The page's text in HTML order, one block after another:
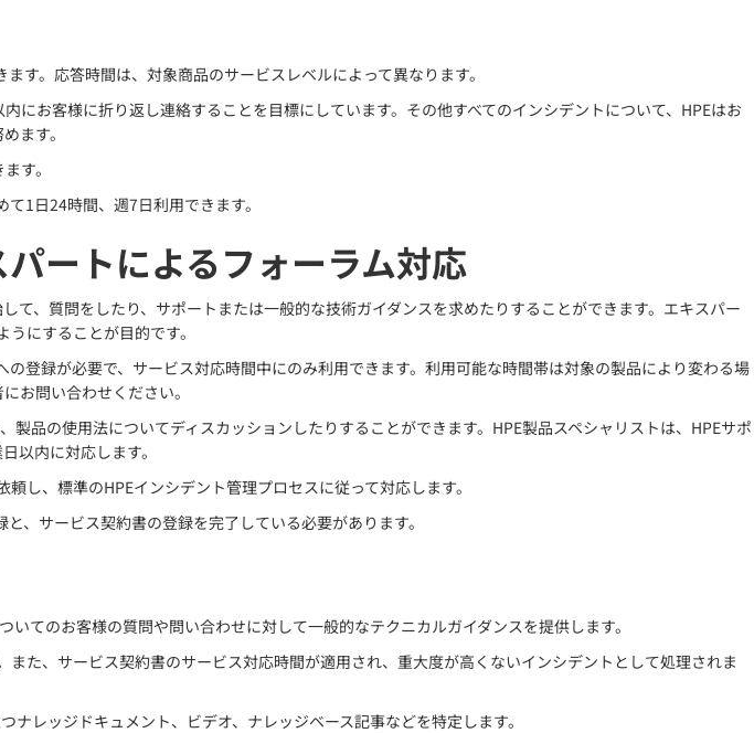
す。応答時間は、対象商品のサービスレベルによって異なります。
お客様に折り返し連絡することを目標にしています。その他すべてのインシデントについて、HPEはお
ます。
す。
1日24時間、週7日利用できます。
ートによるフォーラム対応
、質問をしたり、サポートまたは一般的な技術ガイダンスを求めたりすることができます。エキスパー
にすることが目的です。
登録が必要で、サービス対応時間中にのみ利用できます。利用可能な時間帯は対象の製品により変わる場
お問い合わせください。
品の使用法についてディスカッションしたりすることができます。HPE製品スペシャリストは、HPEサポ
以内に対応します。
し、標準のHPEインシデント管理プロセスに従って対応します。
、サービス契約書の登録を完了している必要があります。
てのお客様の質問や問い合わせに対して一般的なテクニカルガイダンスを提供します。
た、サービス契約書のサービス対応時間が適用され、重大度が高くないインシデントとして処理されま
レッジドキュメント、ビデオ、ナレッジベース記事などを特定します。